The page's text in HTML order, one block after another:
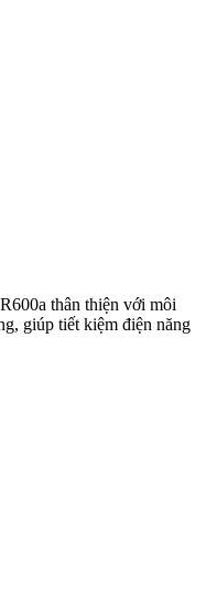
thân thiện với môi
giúp tiết kiệm điện năng